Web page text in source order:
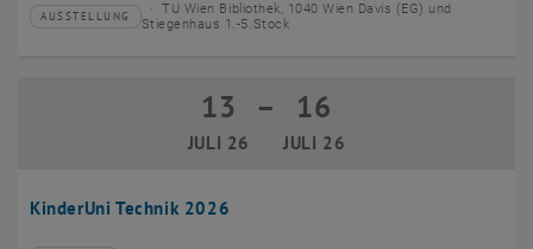
Veranstaltungstyp:
AUSSTELLUNG
Veranstaltungsort:
TU Wien Bibliothek, 1040 Wien Davis (EG) und
Stiegenhaus 1.-5.Stock
KinderUni Technik 2026
13
JULI 26
13 Juli 2026 bis 16 Juli 2026
– 16
JULI 26